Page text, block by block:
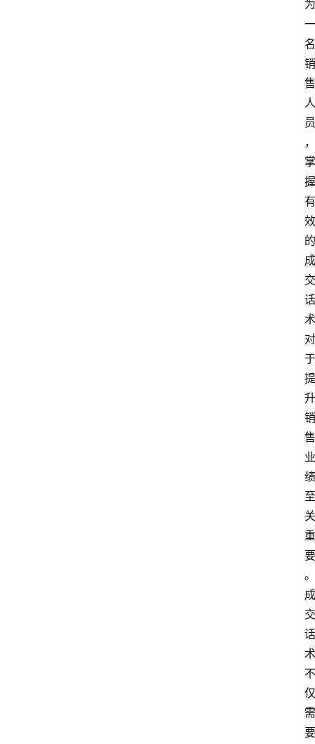
为
一
名
销
售
人
员
，
掌
握
有
效
的
成
交
话
术
对
于
提
升
销
售
业
绩
至
关
重
要
。
成
交
话
术
不
仅
需
要